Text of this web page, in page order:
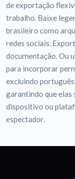
de exportação
trabalho. Baixe
brasileiro como
redes sociais.
documentação. Ou
para incorporar
excluindo
garantindo que elas
dispositivo ou
espectador.